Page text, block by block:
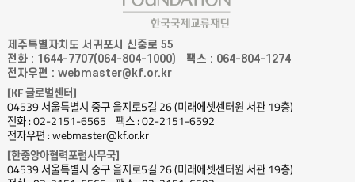
제주특별자치도 서귀포시 신중로 55
전화 : 1644-7707(064-804-1000)
팩스 : 064-804-1274
전자우편 : webmaster@kf.or.kr
[KF 글로벌센터]
04539 서울특별시 중구 을지로5길 26 (미래에셋센터원 서관 19층)
전화 : 02-2151-6565
팩스 : 02-2151-6592
전자우편 : webmaster@kf.or.kr
[한중앙아협력포럼사무국]
04539 서울특별시 중구 을지로5길 26 (미래에셋센터원 서관 19층)